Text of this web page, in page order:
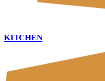
KITCHEN